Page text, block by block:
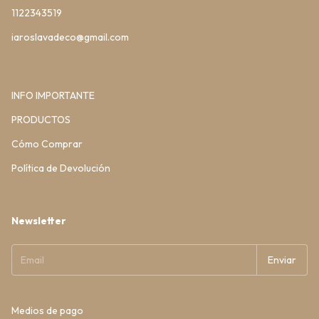
1122343519
iaroslavadeco@gmail.com
INFO IMPORTANTE
PRODUCTOS
Cómo Comprar
Política de Devolución
Newsletter
Medios de pago